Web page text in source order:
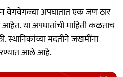
वेगवेगळ्या अपघातात एक जण ठार
या अपघातांची माहिती कळताच
स्थानिकांच्या मदतीने जखमींना
आले आहे.